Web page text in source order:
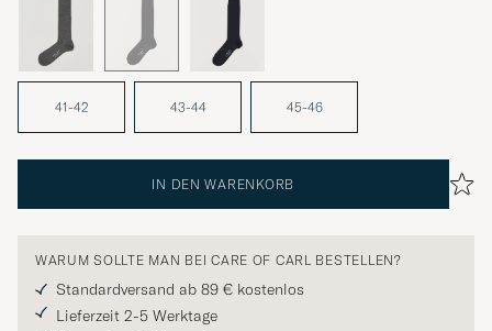
41-42 43-44 45-46
IN DEN WARENKORB
WARUM SOLLTE MAN BEI CARE OF CARL BESTELLEN?
Standardversand ab 89 € kostenlos
Lieferzeit 2-5 Werktage